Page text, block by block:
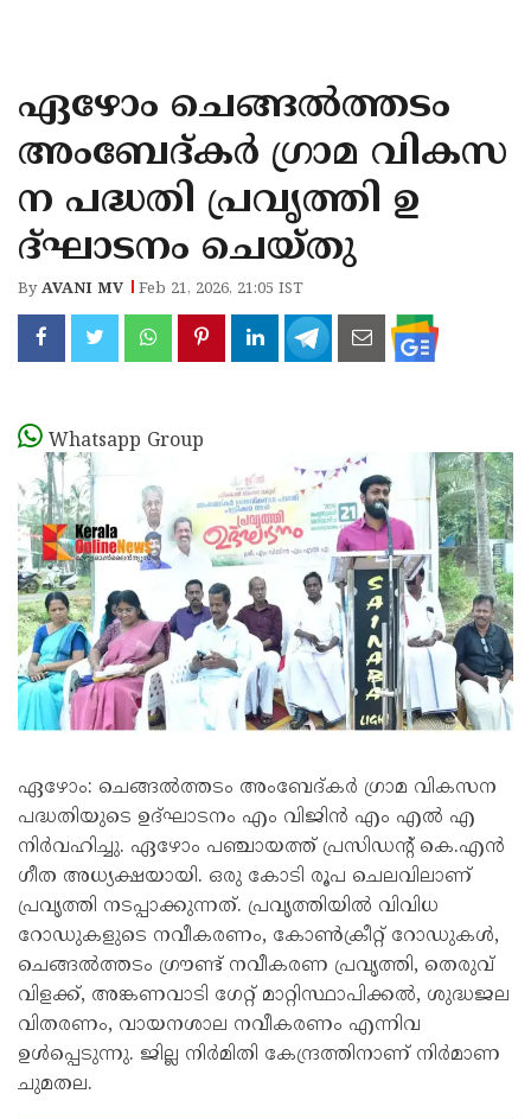
KANNUR
KASARAGOD
ഏഴോം ചെങ്ങൽത്തടം
അംബേദ്കർ ഗ്രാമ വികസ
ന പദ്ധതി പ്രവൃത്തി ഉ
ദ്ഘാടനം ചെയ്തു
ByAVANI MV Feb 21, 2026, 21:05 IST
Whatsapp Group
ഏഴോം: ചെങ്ങൽത്തടം അംബേദ്കർ ഗ്രാമ വികസന
പദ്ധതിയുടെ ഉദ്ഘാടനം എം വിജിൻ എം എൽ എ
നിർവഹിച്ചു. ഏഴോം പഞ്ചായത്ത് പ്രസിഡന്റ് കെ.എൻ
ഗീത അധ്യക്ഷയായി. ഒരു കോടി രൂപ ചെലവിലാണ്
പ്രവൃത്തി നടപ്പാക്കുന്നത്. പ്രവൃത്തിയിൽ വിവിധ
റോഡുകളുടെ നവീകരണം, കോൺക്രീറ്റ് റോഡുകൾ,
ചെങ്ങൽത്തടം ഗ്രൗണ്ട് നവീകരണ പ്രവൃത്തി, തെരുവ്
വിളക്ക്, അങ്കണവാടി ഗേറ്റ് മാറ്റിസ്ഥാപിക്കൽ, ശുദ്ധജല
വിതരണം, വായനശാല നവീകരണം എന്നിവ
ഉൾപ്പെടുന്നു. ജില്ല നിർമിതി കേന്ദ്രത്തിനാണ് നിർമാണ
ചുമതല.